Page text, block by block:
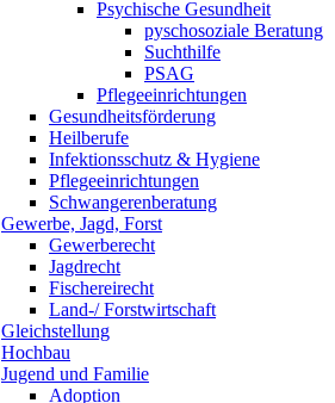
Psychische Gesundheit
pyschosoziale Beratung
Suchthilfe
PSAG
Pflegeeinrichtungen
Gesundheitsförderung
Heilberufe
Infektionsschutz & Hygiene
Pflegeeinrichtungen
Schwangerenberatung
Gewerbe, Jagd, Forst
Gewerberecht
Jagdrecht
Fischereirecht
Land-/ Forstwirtschaft
Gleichstellung
Hochbau
Jugend und Familie
Adoption